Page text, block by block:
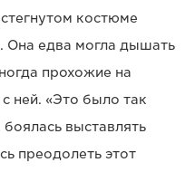
костюме
Она едва могла дышать
прохожие на
ней. «Это было так
выставлять
преодолеть этот